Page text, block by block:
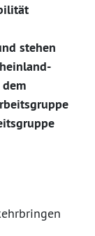
stehen